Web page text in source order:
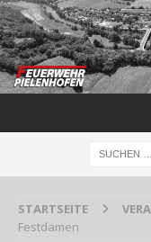
STARTSEITE
Festdamen